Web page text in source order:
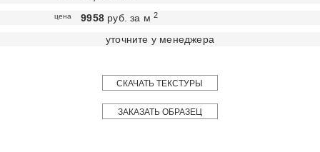
цена 9958 руб. за м2
уточните у менеджера
СКАЧАТЬ ТЕКСТУРЫ
ЗАКАЗАТЬ ОБРАЗЕЦ